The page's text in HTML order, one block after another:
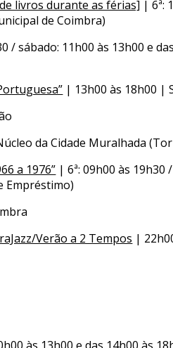
livros durante as férias] | 6ª:
de Coimbra)
/ sábado: 11h00 às 13h00 e
| 13h00 às 18h00 |
da Cidade Muralhada
a 1976” | 6ª: 09h00 às 19h30
Empréstimo)
Verão a 2 Tempos |